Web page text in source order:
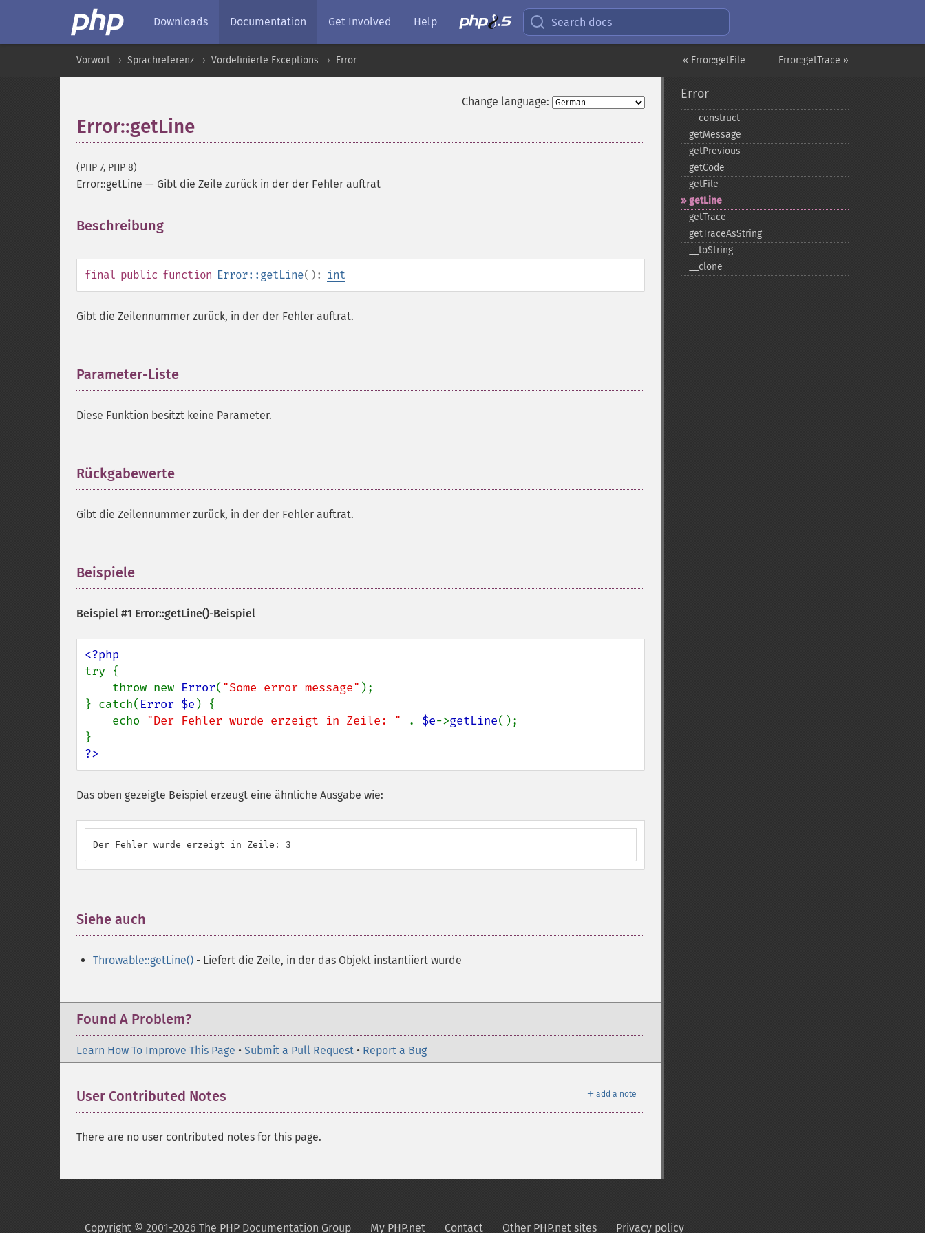
Downloads Documentation Get Involved Help Search docs
Error::getTrace »
« Error::getFile
Vorwort Sprachreferenz Vordefinierte Exceptions Error
Change language:
Error::getLine
(PHP 7, PHP 8)
Error::getLine — Gibt die Zeile zurück in der der Fehler auftrat
Beschreibung
final public function Error::getLine(): int
Gibt die Zeilennummer zurück, in der der Fehler auftrat.
Parameter-Liste
Diese Funktion besitzt keine Parameter.
Rückgabewerte
Gibt die Zeilennummer zurück, in der der Fehler auftrat.
Beispiele
Beispiel #1 Error::getLine()-Beispiel
try {
    throw new
Error( "Some error message" );
} catch( Error $e ) {
    echo
"Der Fehler wurde erzeigt in Zeile: " . $e->getLine();
?>
Das oben gezeigte Beispiel erzeugt eine ähnliche Ausgabe wie:
Der Fehler wurde erzeigt in Zeile: 3
Siehe auch
Throwable::getLine() - Liefert die Zeile, in der das Objekt instantiiert wurde
Found A Problem?
Learn How To Improve This Page • Submit a Pull Request • Report a Bug
＋ add a note
User Contributed Notes
There are no user contributed notes for this page.
Error
_​_​construct
getMessage
getPrevious
getCode
getFile
getLine
getTrace
getTraceAsString
_​_​toString
_​_​clone
Copyright © 2001-2026 The PHP Documentation Group My PHP.net Contact Other PHP.net sites Privacy policy